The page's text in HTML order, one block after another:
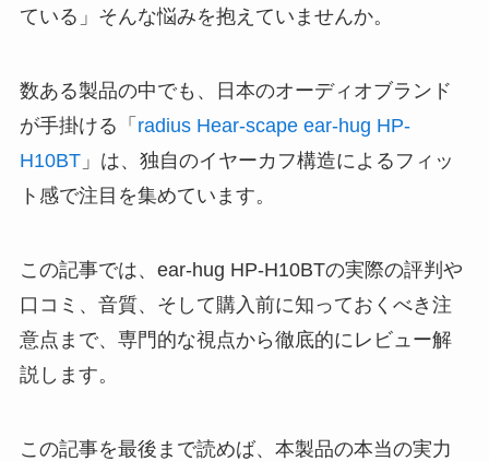
ている」そんな悩みを抱えていませんか。
数ある製品の中でも、日本のオーディオブランド
が手掛ける「 radius Hear-scape ear-hug HP-
H10BT」は、独自のイヤーカフ構造によるフィッ
ト感で注目を集めています。
この記事では、ear-hug HP-H10BTの実際の評判や
口コミ、音質、そして購入前に知っておくべき注
意点まで、専門的な視点から徹底的にレビュー解
説します。
この記事を最後まで読めば、本製品の本当の実力